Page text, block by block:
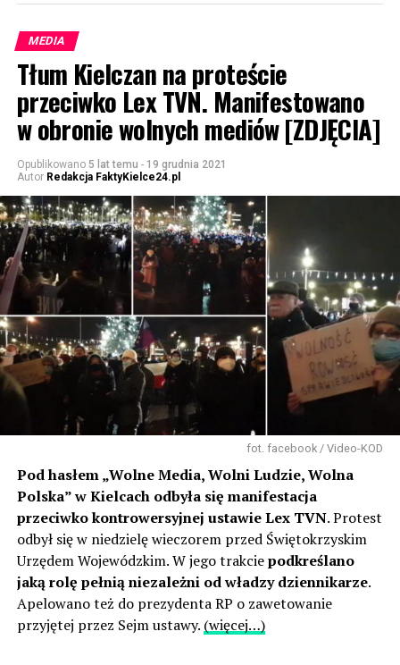
MEDIA
Tłum Kielczan na proteście
przeciwko Lex TVN. Manifestowano
w obronie wolnych mediów [ZDJĘCIA]
Opublikowano 5 lat temu - 19 grudnia 2021
Autor Redakcja FaktyKielce24.pl
fot. facebook / Video-KOD
Pod hasłem „Wolne Media, Wolni Ludzie, Wolna
Polska” w Kielcach odbyła się manifestacja
przeciwko kontrowersyjnej ustawie Lex TVN. Protest
odbył się w niedzielę wieczorem przed Świętokrzyskim
Urzędem Wojewódzkim. W jego trakciepodkreślano
jaką rolę pełnią niezależni od władzy dziennikarze.
Apelowano też do prezydenta RP o zawetowanie
przyjętej przez Sejm ustawy. (więcej…)